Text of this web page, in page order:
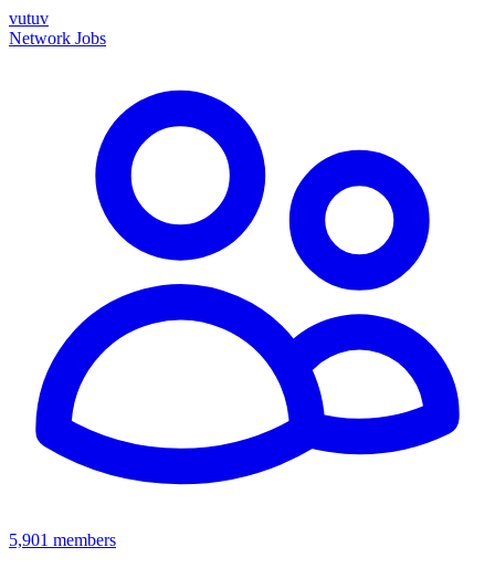
vutuv
Network Jobs
5,901 members